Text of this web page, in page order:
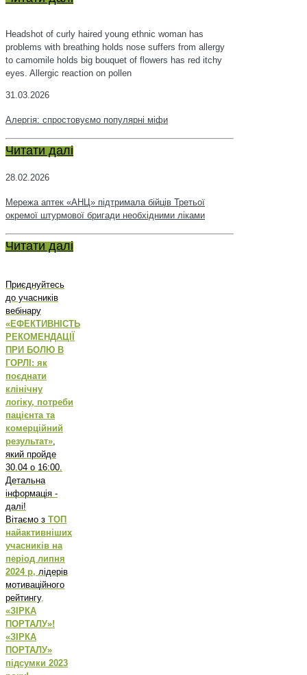
Headshot of curly haired young ethnic woman has
problems with breathing holds nose suffers from allergy
to camomile holds big bouquet of flowers has red itchy
eyes. Allergic reaction on pollen
31.03.2026
Алергія: спростовуємо популярні міфи
Читати далі
28.02.2026
Мережа аптек «АНЦ» підтримала бійців Третьої
окремої штурмової бригади необхідними ліками
Читати далі
Приєднуйтесь
до учасників
вебінару
«ЕФЕКТИВНІСТЬ
РЕКОМЕНДАЦІЇ
ПРИ БОЛЮ В
ГОРЛІ: як
поєднати
клінічну
логіку, потреби
пацієнта та
комерційний
результат»
який пройде
30.04 о 16:00.
Детальна
інформація -
далі!
Вітаємо з ТОП
найактивніших
учасників на
період липня
2024 р, лідерів
мотиваційного
рейтингу,
«ЗІРКА
ПОРТАЛУ»!
«ЗІРКА
ПОРТАЛУ»
підсумки 2023